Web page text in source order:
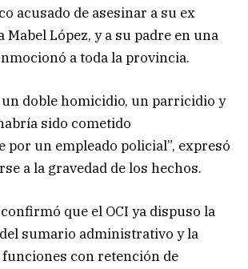
acusado de asesinar a su ex
Mabel López, y a su padre en una
a toda la provincia.
un doble homicidio, un parricidio y
sido cometido
por un empleado policial”, expresó
a la gravedad de los hechos.
que el OCI ya dispuso la
sumario administrativo y la
con retención de